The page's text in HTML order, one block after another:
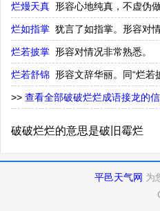
烂熳天真 形容心地纯真，不虚伪做
烂如指掌 犹言了如指掌。形容对
烂若披掌 形容对情况非常熟悉。
烂若舒锦 形容文辞华丽。同“烂若
>> 查看全部破破烂烂成语接龙的
破破烂烂的意思是破旧霉烂
平邑天气网 为